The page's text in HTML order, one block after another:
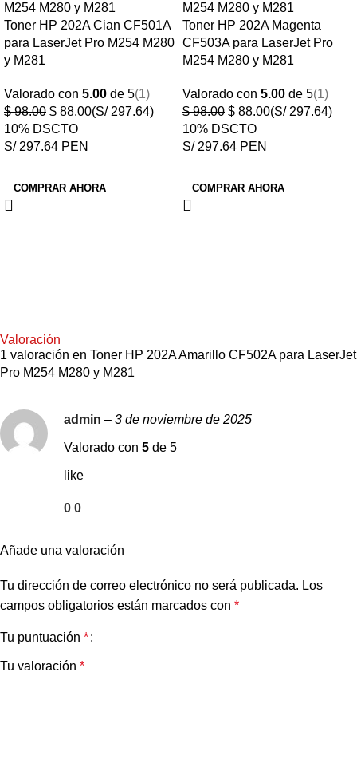
Toner HP 202A Cian CF501A
para LaserJet Pro M254 M280
y M281
Valorado con 5.00 de 5(1)
$98.00 $ 88.00(S/ 297.64)
10% DSCTO
S/ 297.64 PEN
COMPRAR AHORA
Toner HP 202A Magenta
CF503A para LaserJet Pro
M254 M280 y M281
Valorado con 5.00 de 5(1)
$98.00 $ 88.00(S/ 297.64)
10% DSCTO
S/ 297.64 PEN
COMPRAR AHORA
Valoración
1 valoración en Toner HP 202A Amarillo CF502A para LaserJet
Pro M254 M280 y M281
admin – 3 de noviembre de 2025
Valorado con 5 de 5
like
0 0
Añade una valoración
Tu dirección de correo electrónico no será publicada. Los
campos obligatorios están marcados con *
Tu puntuación *
Tu valoración *